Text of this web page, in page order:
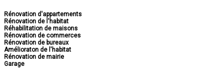
Rénovation d'appartements
Rénovation de l'habitat
Réhabilitation de maisons
Rénovation de commerces
Rénovation de bureaux
Amélioraton de l'habitat
Rénovation de mairie
Garage